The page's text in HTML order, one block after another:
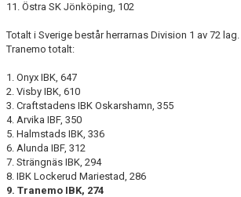
FÖRENINGSDOMARE
11. Östra SK Jönköping, 102
Totalt i Sverige består herrarnas Division 1 av 72
Tranemo totalt:
1. Onyx IBK, 647
2. Visby IBK, 610
3. Craftstadens IBK Oskarshamn, 355
4. Arvika IBF, 350
5. Halmstads IBK, 336
6. Alunda IBF, 312
7. Strängnäs IBK, 294
8. IBK Lockerud Mariestad, 286
9. Tranemo IBK, 274